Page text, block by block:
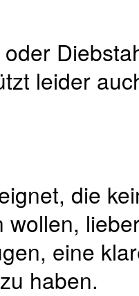
leider
die
wollen,
eine
haben.